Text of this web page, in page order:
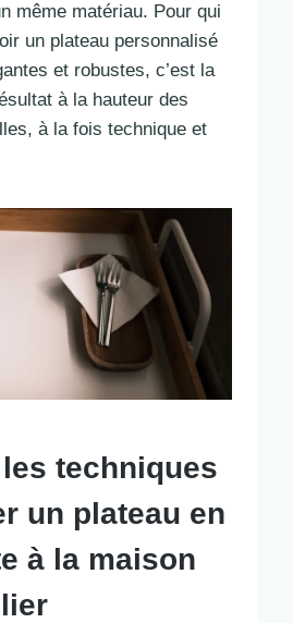
même matériau. Pour qui
un plateau personnalisé
et robustes, c’est la
à la hauteur des
à la fois technique et
techniques
un plateau en
à la maison